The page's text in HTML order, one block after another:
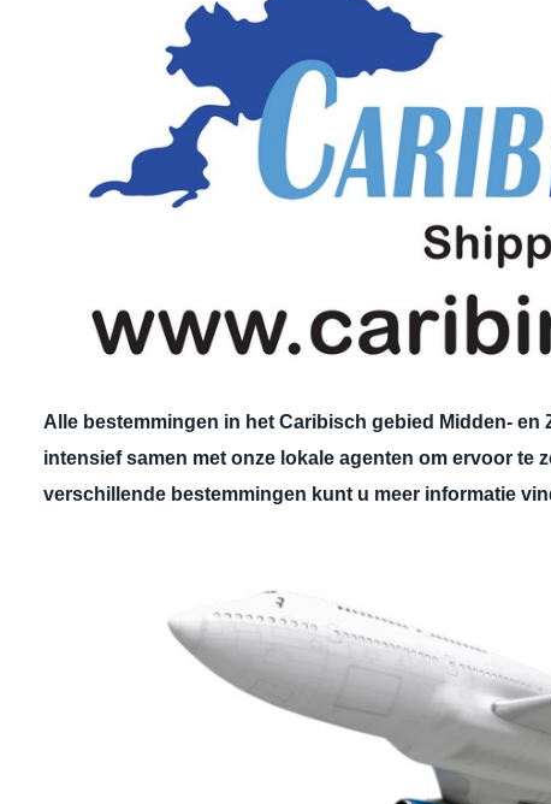
Alle bestemmingen in het Caribisch gebied Midden-
intensief samen met onze lokale agenten om ervoor te
verschillende bestemmingen kunt u meer informatie